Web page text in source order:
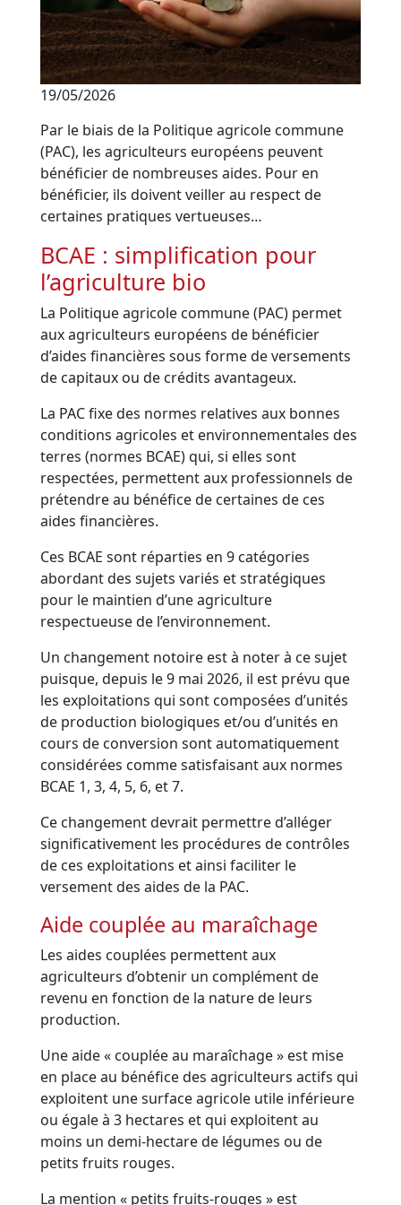
19/05/2026
Par le biais de la Politique agricole commune
(PAC), les agriculteurs européens peuvent
bénéficier de nombreuses aides. Pour en
bénéficier, ils doivent veiller au respect de
certaines pratiques vertueuses…
BCAE : simplification pour
l’agriculture bio
La Politique agricole commune (PAC) permet
aux agriculteurs européens de bénéficier
d’aides financières sous forme de versements
de capitaux ou de crédits avantageux.
La PAC fixe des normes relatives aux bonnes
conditions agricoles et environnementales des
terres (normes BCAE) qui, si elles sont
respectées, permettent aux professionnels de
prétendre au bénéfice de certaines de ces
aides financières.
Ces BCAE sont réparties en 9 catégories
abordant des sujets variés et stratégiques
pour le maintien d’une agriculture
respectueuse de l’environnement.
Un changement notoire est à noter à ce sujet
puisque, depuis le 9 mai 2026, il est prévu que
les exploitations qui sont composées d’unités
de production biologiques et/ou d’unités en
cours de conversion sont automatiquement
considérées comme satisfaisant aux normes
BCAE 1, 3, 4, 5, 6, et 7.
Ce changement devrait permettre d’alléger
significativement les procédures de contrôles
de ces exploitations et ainsi faciliter le
versement des aides de la PAC.
Aide couplée au maraîchage
Les aides couplées permettent aux
agriculteurs d’obtenir un complément de
revenu en fonction de la nature de leurs
production.
Une aide « couplée au maraîchage » est mise
en place au bénéfice des agriculteurs actifs qui
exploitent une surface agricole utile inférieure
ou égale à 3 hectares et qui exploitent au
moins un demi-hectare de légumes ou de
petits fruits rouges.
La mention « petits fruits-rouges » est